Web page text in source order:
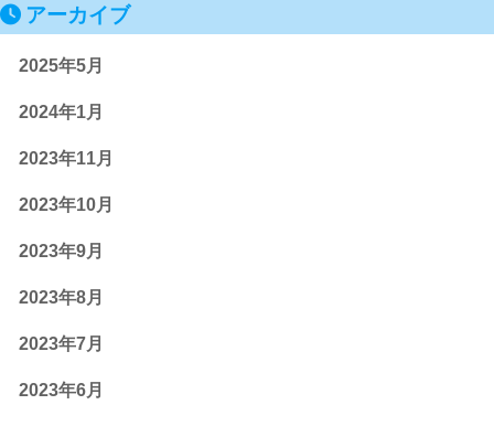
アーカイブ
2025年5月
2024年1月
2023年11月
2023年10月
2023年9月
2023年8月
2023年7月
2023年6月